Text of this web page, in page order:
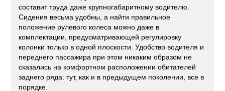
составит труда даже крупногабаритному водителю.
Сидения весьма удобны, а найти правильное
положение рулевого колеса можно даже в
комплектации, предусматривающей регулировку
колонки только в одной плоскости. Удобство водителя и
переднего пассажира при этом никаким образом не
сказались на комфортном расположении обитателей
заднего ряда: тут, как и в предыдущем поколении, все в
порядке.